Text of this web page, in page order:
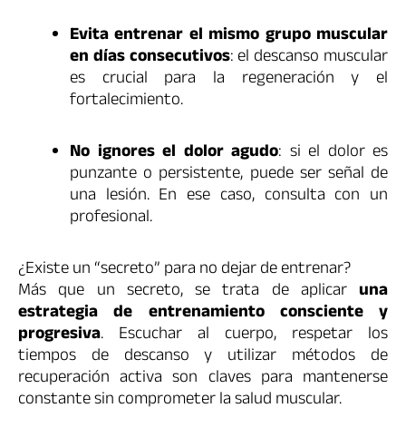
Evita entrenar el mismo grupo muscular
en días consecutivos: el descanso muscular
es crucial para la regeneración y el
fortalecimiento.
No ignores el dolor agudo: si el dolor es
punzante o persistente, puede ser señal de
una lesión. En ese caso, consulta con un
profesional.
¿Existe un “secreto” para no dejar de entrenar?
Más que un secreto, se trata de aplicar una
estrategia de entrenamiento consciente y
progresiva. Escuchar al cuerpo, respetar los
tiempos de descanso y utilizar métodos de
recuperación activa son claves para mantenerse
constante sin comprometer la salud muscular.